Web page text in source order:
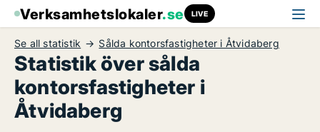
Verksamhetslokaler.se LIVE
Se all statistik Sålda kontorsfastigheter i Åtvidaberg
Statistik över sålda
kontorsfastigheter i
Åtvidaberg